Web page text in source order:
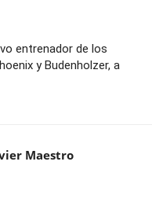
entrenador de los
y Budenholzer, a
Maestro